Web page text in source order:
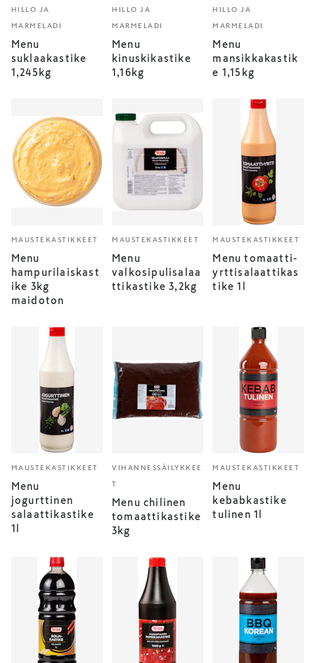
HILLO JA
MARMELADI
Menu
suklaakastike
1,245kg
HILLO JA
MARMELADI
Menu
kinuskikastike
1,16kg
HILLO JA
MARMELADI
Menu
mansikkakastik
e 1,15kg
MAUSTEKASTIKKEET
Menu
hampurilaiskast
ike 3kg
maidoton
MAUSTEKASTIKKEET
Menu
valkosipulisalaa
ttikastike 3,2kg
MAUSTEKASTIKKEET
Menu tomaatti-
yrttisalaattikas
tike 1l
MAUSTEKASTIKKEET
Menu
jogurttinen
salaattikastike
1l
VIHANNESSÄILYKKEE
T
Menu chilinen
tomaattikastike
3kg
MAUSTEKASTIKKEET
Menu
kebabkastike
tulinen 1l